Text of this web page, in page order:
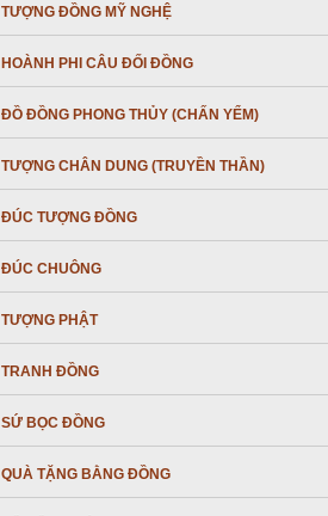
TƯỢNG ĐỒNG MỸ NGHỆ
HOÀNH PHI CÂU ĐỐI ĐỒNG
ĐỒ ĐỒNG PHONG THỦY (CHẤN YỂM)
TƯỢNG CHÂN DUNG (TRUYỀN THẦN)
ĐÚC TƯỢNG ĐỒNG
ĐÚC CHUÔNG
TƯỢNG PHẬT
TRANH ĐỒNG
SỨ BỌC ĐỒNG
QUÀ TẶNG BẰNG ĐỒNG